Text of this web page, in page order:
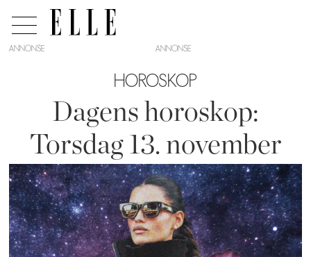
ANNONSE
HOROSKOP
Dagens horoskop:
Torsdag 13. november